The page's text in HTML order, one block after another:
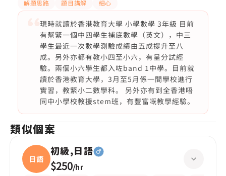
解題思路 題目講解 細心
現時就讀於香港教育大學 小學數學 3年級 目前
有幫緊一個中四學生補底數學（英文），中三
學生最近一次數學測驗成績由五成提升至八
成。另外亦都有教小四至小六，有呈分試經
驗。兩個小六學生都入咗band 1中學。目前就
讀於香港教育大學，3月至5月係一間學校進行
實習，教緊小二數學科。 另外亦有到全香港唔
同中小學校教援stem班，有豐富嘅教學經驗。
類似個案
日語
初級,日語
$250/hr